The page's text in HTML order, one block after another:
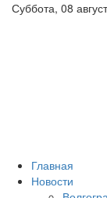
Суббота, 08
Главная
Новости